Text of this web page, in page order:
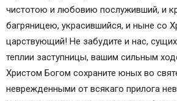
чистотою и любовию послуживший, и
багряницею, украсившийся, и ныне со
царствующий! Не забудите и нас,
теплии заступницы, вашим сильным
Христом Богом сохраните юных во
неврежденными от всякаго прилога